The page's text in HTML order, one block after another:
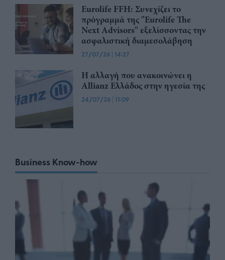
Eurolife FFH: Συνεχίζει το
πρόγραμμά της "Eurolife The
Next Advisors" εξελίσσοντας την
ασφαλιστική διαμεσολάβηση
27/07/26 | 14:27
Η αλλαγή που ανακοινώνει η
Allianz Ελλάδος στην ηγεσία της
24/07/26 | 11:09
Business Know-how